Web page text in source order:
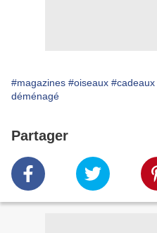
#magazines #oiseaux #cadeaux
déménagé
Partager